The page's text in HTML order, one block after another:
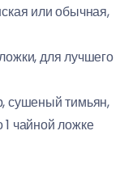
или обычная,
для лучшего
сушеный тимьян,
чайной ложке